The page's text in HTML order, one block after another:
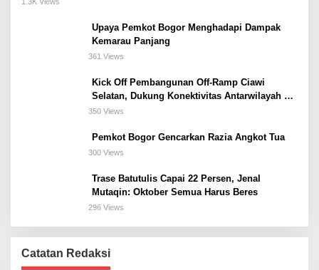
Upaya Pemkot Bogor Menghadapi Dampak
Kemarau Panjang
361 Views
Kick Off Pembangunan Off-Ramp Ciawi
Selatan, Dukung Konektivitas Antarwilayah di
Bogor Selatan
350 Views
Pemkot Bogor Gencarkan Razia Angkot Tua
300 Views
Trase Batutulis Capai 22 Persen, Jenal
Mutaqin: Oktober Semua Harus Beres
296 Views
Catatan Redaksi